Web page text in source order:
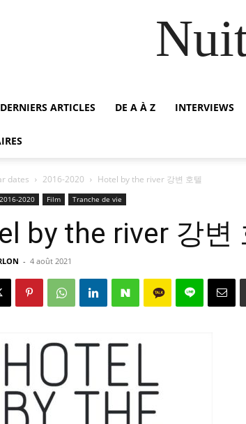
ARTICLES DE A À Z INTERVIEWS
dates 2016-2020 Hotel by the river 강변 호텔
2016-2020 Film Tranche de vie
by the river 강변
- 4 août 2021